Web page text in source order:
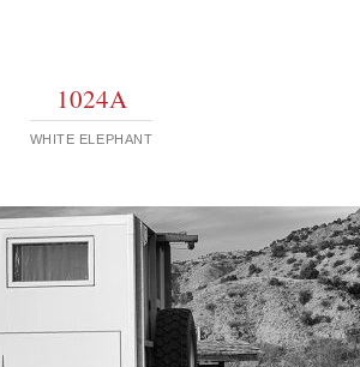
1024A
WHITE ELEPHANT